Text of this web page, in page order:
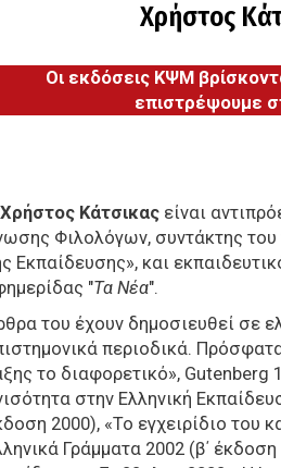
Χρήστος
Οι εκδόσεις ΚΨΜ
επιστρέψουμε
Χρήστος Κάτσικας είναι
Φιλολόγων, συντάκτης του
Εκπαίδευσης», και
"Τα Νέα".
του έχουν δημοσιευθεί σε
περιοδικά.
το διαφορετικό», Gutenberg
στην Ελληνική
2000), «Το εγχειρίδιο του
Γράμματα 2002 (β΄